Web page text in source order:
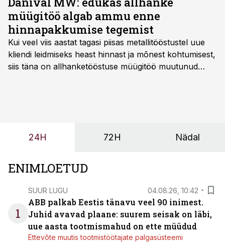
müügitöö algab ammu enne
hinnapakkumise tegemist
Kui veel viis aastat tagasi piisas metallitööstustel uue
kliendi leidmiseks heast hinnast ja mõnest kohtumisest,
siis täna on allhanketööstuse müügitöö muutunud
24H 72H Nädal
ENIMLOETUD
1
SUUR LUGU 04.08.26, 10:42
ABB palkab Eestis tänavu veel 90 inimest.
Juhid avavad plaane: suurem seisak on läbi,
uue aasta tootmismahud on ette müüdud
Ettevõte muutis tootmistöötajate palgasüsteemi